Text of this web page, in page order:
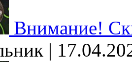
Внимание!
|